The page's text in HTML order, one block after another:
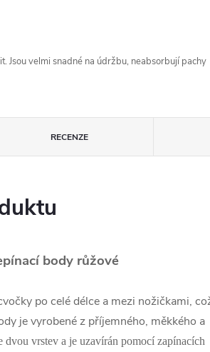
Jsou velmi snadné na údržbu, neabsorbují pachy
RECENZE
body růžové
po celé délce a mezi nožičkami,
je vyrobené z příjemného, měkkého a
dvou vrstev a je uzavírán pomocí zapínacích